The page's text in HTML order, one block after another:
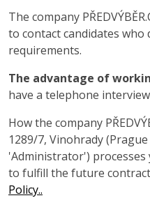
The company
to contact candidates who
requirements.
The advantage of
have a telephone
How the company
1289/7, Vinohrady
'Administrator')
to fulfill the future
Policy..